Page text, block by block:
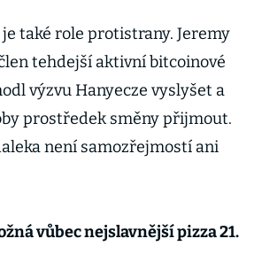
také role protistrany. Jeremy
tehdejší aktivní bitcoinové
výzvu Hanyecze vyslyšet a
prostředek směny přijmout.
není samozřejmostí ani
vůbec nejslavnější pizza 21.